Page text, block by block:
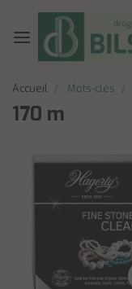
Accueil Mots-clés
170 m